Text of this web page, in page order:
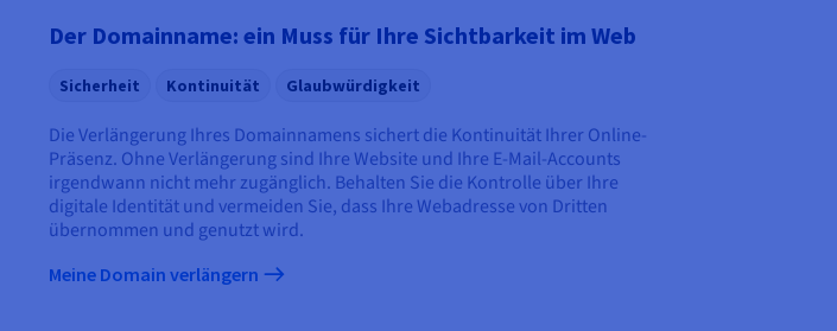
Der Domainname: ein Muss für Ihre Sichtbarkeit im Web
Sicherheit Kontinuität Glaubwürdigkeit
Die Verlängerung Ihres Domainnamens sichert die Kontinuität Ihrer Online-
Präsenz. Ohne Verlängerung sind Ihre Website und Ihre E-Mail-Accounts
irgendwann nicht mehr zugänglich. Behalten Sie die Kontrolle über Ihre
digitale Identität und vermeiden Sie, dass Ihre Webadresse von Dritten
übernommen und genutzt wird.
Meine Domain verlängern